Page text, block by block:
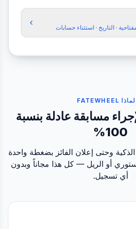
· التاريخ · استثناء حسابات ›
لماذا FATEWHEEL
مسابقة عادلة بنسبة
100%
وحتى إعلان الفائز بضغطة واحدة
أو الريل — كل هذا مجاناً وبدون
أي تسجيل.